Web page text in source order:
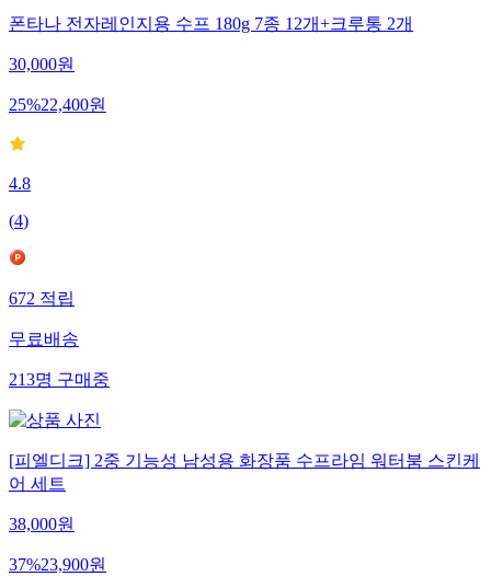
폰타나 전자레인지용 수프 180g 7종 12개+크루통 2개
30,000원
25%22,400원
4.8
(4)
672적립
무료배송
213명구매중
[피엘디크] 2중 기능성 남성용 화장품 수프라임 워터붐 스킨케
어 세트
38,000원
37%23,900원